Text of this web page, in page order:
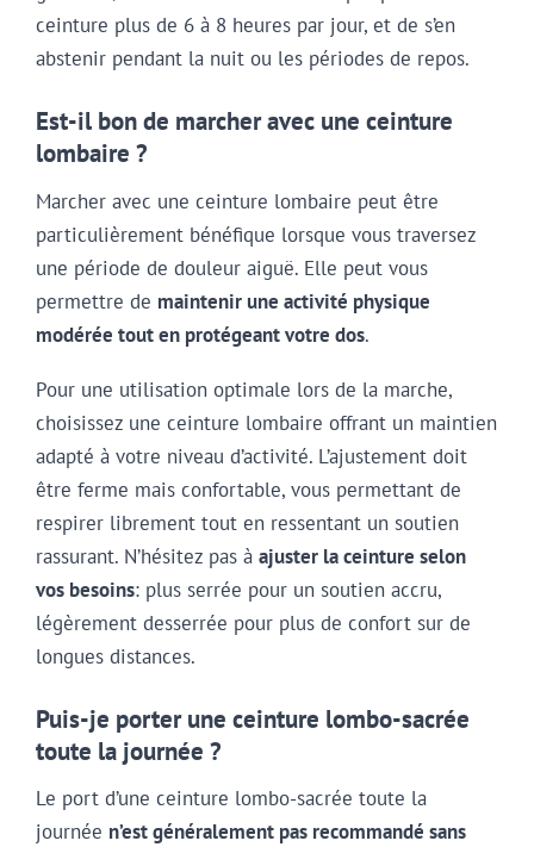
ceinture plus de 6 à 8 heures par jour, et de s’en
abstenir pendant la nuit ou les périodes de repos.
Est-il bon de marcher avec une ceinture
lombaire ?
Marcher avec une ceinture lombaire peut être
particulièrement bénéfique lorsque vous traversez
une période de douleur aiguë. Elle peut vous
permettre de maintenir une activité physique
modérée tout en protégeant votre dos.
Pour une utilisation optimale lors de la marche,
choisissez une ceinture lombaire offrant un maintien
adapté à votre niveau d’activité. L’ajustement doit
être ferme mais confortable, vous permettant de
respirer librement tout en ressentant un soutien
rassurant. N’hésitez pas à ajuster la ceinture selon
vos besoins: plus serrée pour un soutien accru,
légèrement desserrée pour plus de confort sur de
longues distances.
Puis-je porter une ceinture lombo-sacrée
toute la journée ?
Le port d’une ceinture lombo-sacrée toute la
journée n’est généralement pas recommandé sans